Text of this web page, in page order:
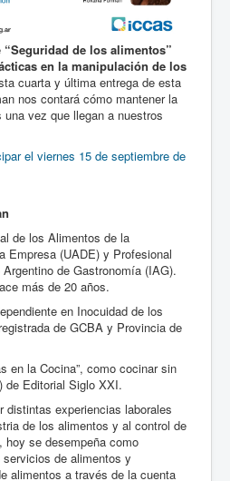
“Seguridad de los alimentos”
en la manipulación de los
cuarta y última entrega de esta
nos contará cómo mantener la
vez que llegan a nuestros
el viernes 15 de septiembre de
de los Alimentos de la
Empresa (UADE) y Profesional
de Gastronomía (IAG).
más de 20 años.
en Inocuidad de los
de GCBA y Provincia de
en la Cocina”, como cocinar sin
de Editorial Siglo XXI.
distintas experiencias laborales
de los alimentos y al control de
hoy se desempeña como
de alimentos y
alimentos a través de la cuenta